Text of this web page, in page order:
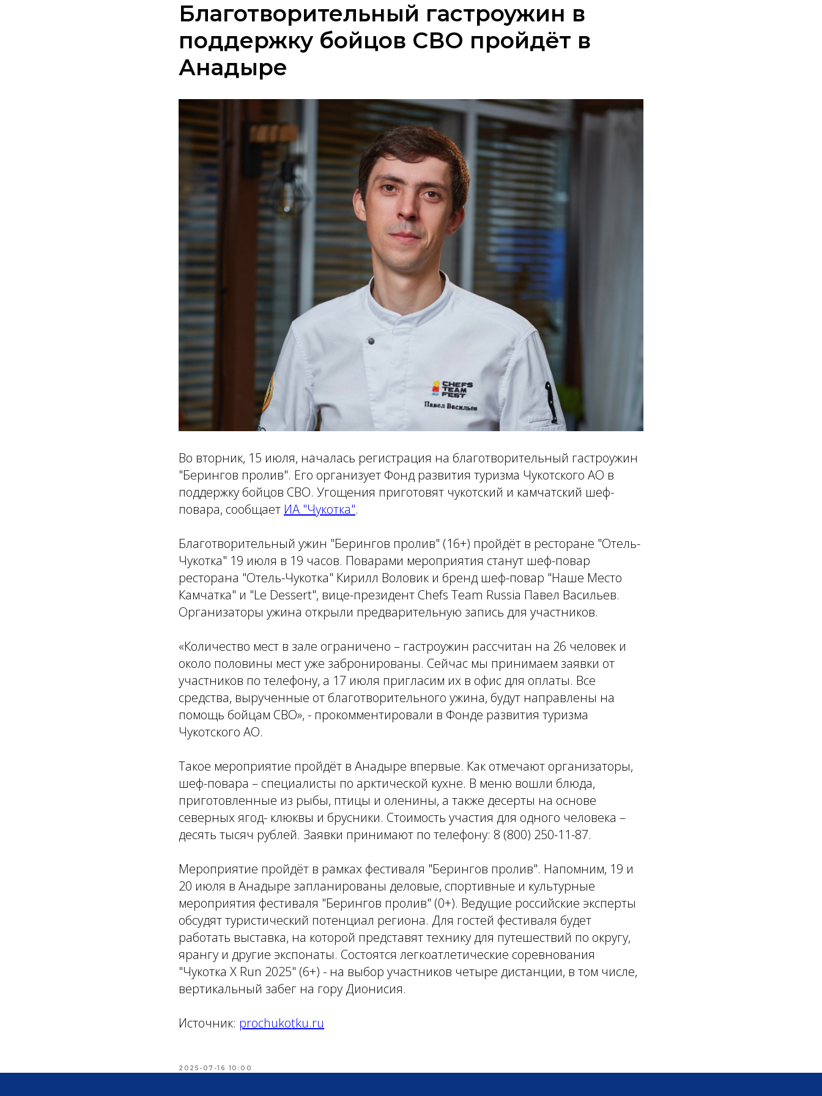
Благотворительный гастроужин в
поддержку бойцов СВО пройдёт в
Анадыре
Во вторник, 15 июля, началась регистрация на благотворительный гастроужин
"Берингов пролив". Его организует Фонд развития туризма Чукотского АО в
поддержку бойцов СВО. Угощения приготовят чукотский и камчатский шеф-
повара, сообщает ИА "Чукотка".
Благотворительный ужин "Берингов пролив" (16+) пройдёт в ресторане "Отель-
Чукотка" 19 июля в 19 часов. Поварами мероприятия станут шеф-повар
ресторана "Отель-Чукотка" Кирилл Воловик и бренд шеф-повар "Наше Место
Камчатка" и "Le Dessert", вице-президент Chefs Team Russia Павел Васильев.
Организаторы ужина открыли предварительную запись для участников.
«Количество мест в зале ограничено – гастроужин рассчитан на 26 человек и
около половины мест уже забронированы. Сейчас мы принимаем заявки от
участников по телефону, а 17 июля пригласим их в офис для оплаты. Все
средства, вырученные от благотворительного ужина, будут направлены на
помощь бойцам СВО», - прокомментировали в Фонде развития туризма
Чукотского АО.
Такое мероприятие пройдёт в Анадыре впервые. Как отмечают организаторы,
шеф-повара – специалисты по арктической кухне. В меню вошли блюда,
приготовленные из рыбы, птицы и оленины, а также десерты на основе
северных ягод- клюквы и брусники. Стоимость участия для одного человека –
десять тысяч рублей. Заявки принимают по телефону: 8 (800) 250-11-87.
Мероприятие пройдёт в рамках фестиваля "Берингов пролив". Напомним, 19 и
20 июля в Анадыре запланированы деловые, спортивные и культурные
мероприятия фестиваля "Берингов пролив" (0+). Ведущие российские эксперты
обсудят туристический потенциал региона. Для гостей фестиваля будет
работать выставка, на которой представят технику для путешествий по округу,
ярангу и другие экспонаты. Состоятся легкоатлетические соревнования
"Чукотка X Run 2025" (6+) - на выбор участников четыре дистанции, в том числе,
вертикальный забег на гору Дионисия.
Источник: prochukotku.ru
2025-07-16 10:00